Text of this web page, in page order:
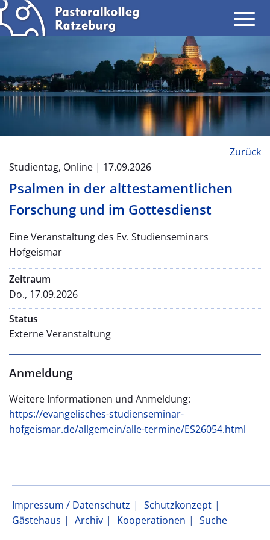
Zurück
Studientag, Online | 17.09.2026
Psalmen in der alttestamentlichen
Forschung und im Gottesdienst
Eine Veranstaltung des Ev. Studienseminars
Hofgeismar
Zeitraum
Do., 17.09.2026
Status
Externe Veranstaltung
Anmeldung
Weitere Informationen und Anmeldung:
https://evangelisches-studienseminar-
hofgeismar.de/allgemein/alle-termine/ES26054.html
Impressum / Datenschutz
Schutzkonzept
Gästehaus
Archiv Kooperationen Suche